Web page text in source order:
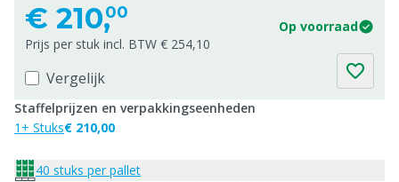
€ 210,00
Op voorraad
Prijs per stuk incl. BTW € 254,10
Vergelijk
Staffelprijzen en verpakkingseenheden
1+ Stuks€ 210,00
40 stuks per pallet